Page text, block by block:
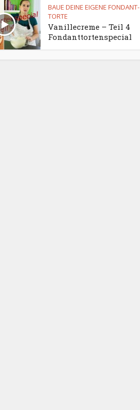
BAUE DEINE EIGENE FONDANT-
TORTE
Vanillecreme – Teil 4
Fondanttortenspecial